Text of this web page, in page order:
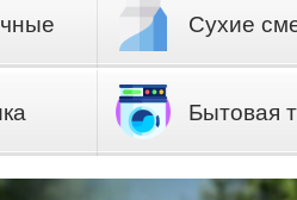
Сухие
Бытовая